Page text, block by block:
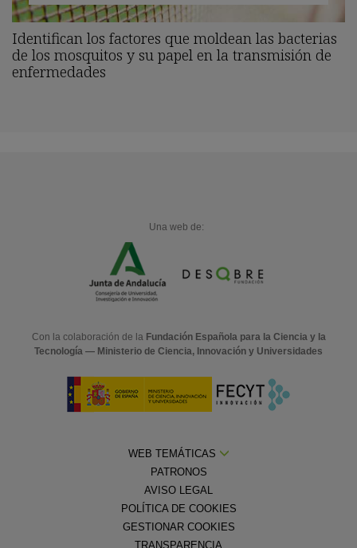
Identifican los factores que moldean las bacterias
de los mosquitos y su papel en la transmisión de
enfermedades
Una web de:
Con la colaboración de la Fundación Española para la Ciencia y la
Tecnología — Ministerio de Ciencia, Innovación y Universidades
WEB TEMÁTICAS
PATRONOS
AVISO LEGAL
POLÍTICA DE COOKIES
GESTIONAR COOKIES
TRANSPARENCIA